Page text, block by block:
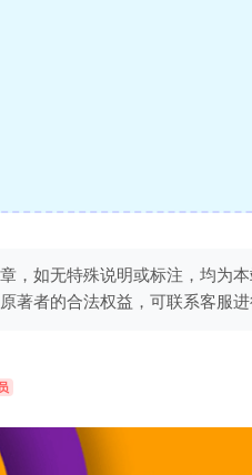
，如无特殊说明或标注，均为
著者的合法权益，可联系客服进